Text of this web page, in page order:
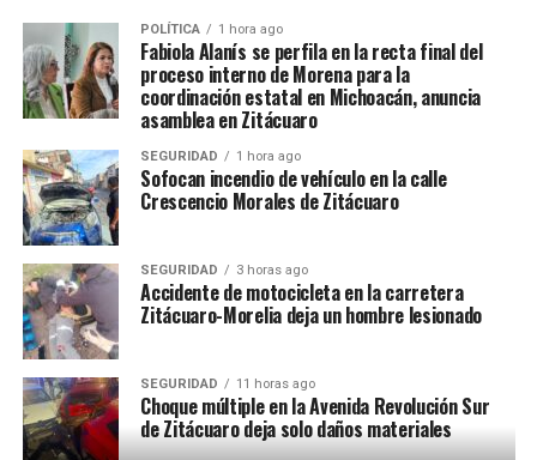
POLÍTICA 1 hora ago
Fabiola Alanís se perfila en la recta final del
proceso interno de Morena para la
coordinación estatal en Michoacán, anuncia
asamblea en Zitácuaro
SEGURIDAD 1 hora ago
Sofocan incendio de vehículo en la calle
Crescencio Morales de Zitácuaro
SEGURIDAD 3 horas ago
Accidente de motocicleta en la carretera
Zitácuaro-Morelia deja un hombre lesionado
SEGURIDAD 11 horas ago
Choque múltiple en la Avenida Revolución Sur
de Zitácuaro deja solo daños materiales